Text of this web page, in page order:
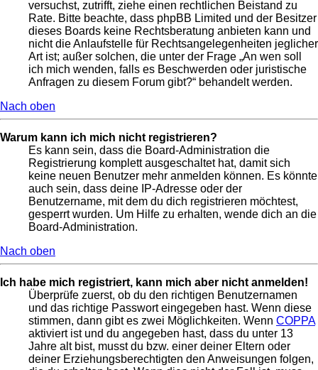
versuchst, zutrifft, ziehe einen rechtlichen Beistand zu
Rate. Bitte beachte, dass phpBB Limited und der Besitzer
dieses Boards keine Rechtsberatung anbieten kann und
nicht die Anlaufstelle für Rechtsangelegenheiten jeglicher
Art ist; außer solchen, die unter der Frage „An wen soll
ich mich wenden, falls es Beschwerden oder juristische
Anfragen zu diesem Forum gibt?“ behandelt werden.
Nach oben
Warum kann ich mich nicht registrieren?
Es kann sein, dass die Board-Administration die
Registrierung komplett ausgeschaltet hat, damit sich
keine neuen Benutzer mehr anmelden können. Es könnte
auch sein, dass deine IP-Adresse oder der
Benutzername, mit dem du dich registrieren möchtest,
gesperrt wurden. Um Hilfe zu erhalten, wende dich an die
Board-Administration.
Nach oben
Ich habe mich registriert, kann mich aber nicht anmelden!
Überprüfe zuerst, ob du den richtigen Benutzernamen
und das richtige Passwort eingegeben hast. Wenn diese
stimmen, dann gibt es zwei Möglichkeiten. Wenn COPPA
aktiviert ist und du angegeben hast, dass du unter 13
Jahre alt bist, musst du bzw. einer deiner Eltern oder
deiner Erziehungsberechtigten den Anweisungen folgen,